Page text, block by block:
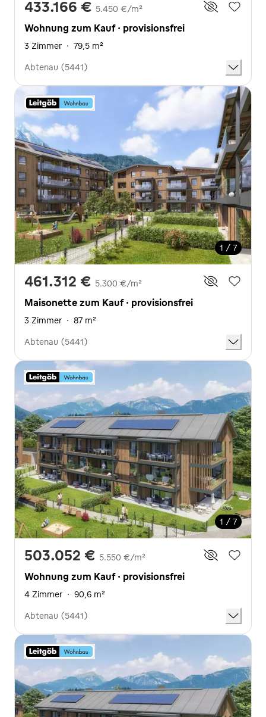
433.166 € 5.450 €/m²
Wohnung zum Kauf · provisionsfrei
3 Zimmer · 79,5 m²
Abtenau (5441)
1 / 7
461.312 € 5.300 €/m²
Maisonette zum Kauf · provisionsfrei
3 Zimmer · 87 m²
Abtenau (5441)
1 / 7
503.052 € 5.550 €/m²
Wohnung zum Kauf · provisionsfrei
4 Zimmer · 90,6 m²
Abtenau (5441)